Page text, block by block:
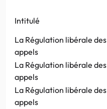
Intitulé
La Régulation libérale des
appels
La Régulation libérale des
appels
La Régulation libérale des
appels